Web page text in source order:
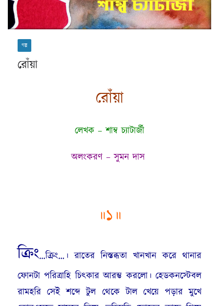
গল্প
রোঁয়া
রোঁয়া
লেখক –শাম্ব চ্যাটার্জী
অলংকরণ – সুমন দাস
॥১॥
ক্রিং…ক্রিং…। রাতের নিস্তব্ধতা খানখান করে থানার
ফোনটা পরিত্রাহি চিৎকার আরম্ভ করলো। হেডকনস্টেবল
রামহরি সেই শব্দে টুল থেকে টাল খেয়ে পড়ার মুখে